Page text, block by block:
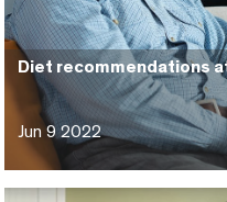
Diet recommendations
Jun 9 2022